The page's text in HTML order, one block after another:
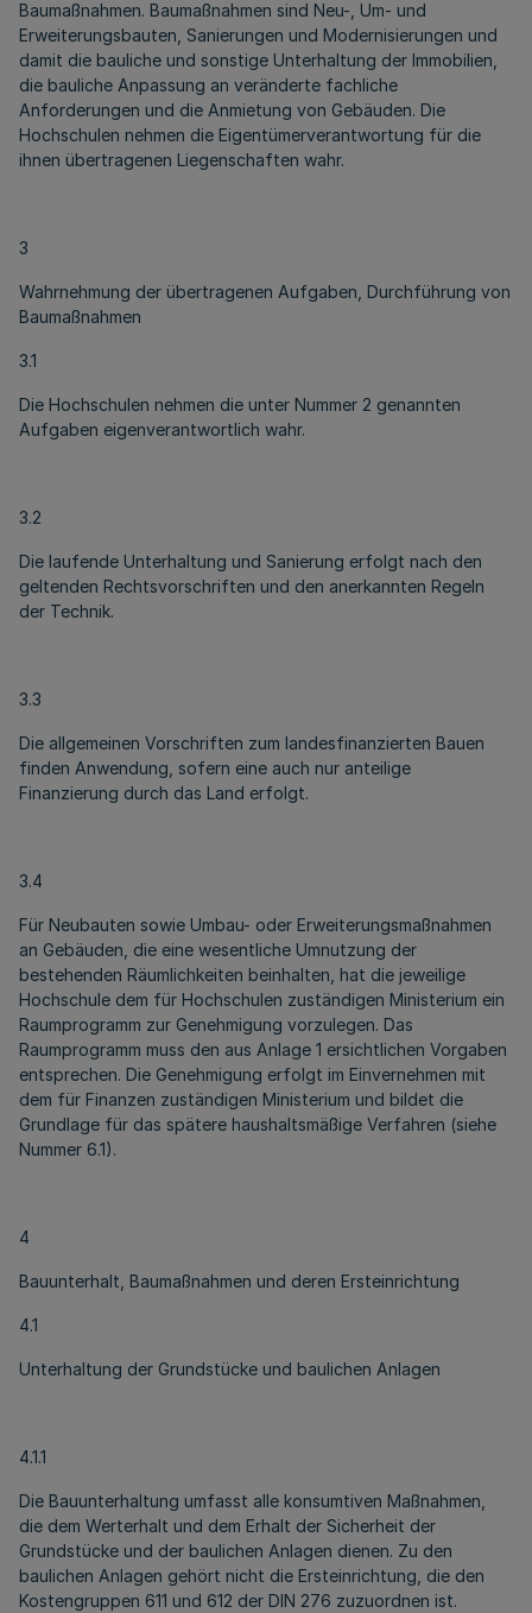
Baumaßnahmen. Baumaßnahmen sind Neu-, Um- und
Erweiterungsbauten, Sanierungen und Modernisierungen und
damit die bauliche und sonstige Unterhaltung der Immobilien,
die bauliche Anpassung an veränderte fachliche
Anforderungen und die Anmietung von Gebäuden. Die
Hochschulen nehmen die Eigentümerverantwortung für die
ihnen übertragenen Liegenschaften wahr.
3
Wahrnehmung der übertragenen Aufgaben, Durchführung von
Baumaßnahmen
3.1
Die Hochschulen nehmen die unter Nummer 2 genannten
Aufgaben eigenverantwortlich wahr.
3.2
Die laufende Unterhaltung und Sanierung erfolgt nach den
geltenden Rechtsvorschriften und den anerkannten Regeln
der Technik.
3.3
Die allgemeinen Vorschriften zum landesfinanzierten Bauen
finden Anwendung, sofern eine auch nur anteilige
Finanzierung durch das Land erfolgt.
3.4
Für Neubauten sowie Umbau- oder Erweiterungsmaßnahmen
an Gebäuden, die eine wesentliche Umnutzung der
bestehenden Räumlichkeiten beinhalten, hat die jeweilige
Hochschule dem für Hochschulen zuständigen Ministerium ein
Raumprogramm zur Genehmigung vorzulegen. Das
Raumprogramm muss den aus Anlage 1 ersichtlichen Vorgaben
entsprechen. Die Genehmigung erfolgt im Einvernehmen mit
dem für Finanzen zuständigen Ministerium und bildet die
Grundlage für das spätere haushaltsmäßige Verfahren (siehe
Nummer 6.1).
4
Bauunterhalt, Baumaßnahmen und deren Ersteinrichtung
4.1
Unterhaltung der Grundstücke und baulichen Anlagen
4.1.1
Die Bauunterhaltung umfasst alle konsumtiven Maßnahmen,
die dem Werterhalt und dem Erhalt der Sicherheit der
Grundstücke und der baulichen Anlagen dienen. Zu den
baulichen Anlagen gehört nicht die Ersteinrichtung, die den
Kostengruppen 611 und 612 der DIN 276 zuzuordnen ist.